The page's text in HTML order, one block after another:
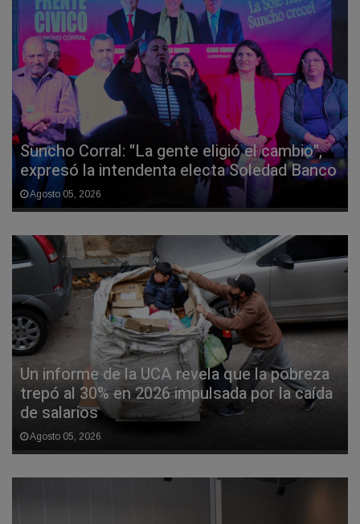
Suncho Corral: "La gente eligió el cambio",
expresó la intendenta electa Soledad Banco
Agosto 05, 2026
Un informe de la UCA revela que la pobreza
trepó al 30% en 2026 impulsada por la caída
de salarios
Agosto 05, 2026